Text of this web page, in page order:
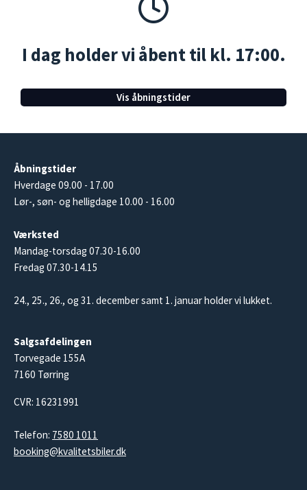
I dag holder vi åbent til kl. 17:00.
Vis åbningstider
Åbningstider
Hverdage 09.00 - 17.00
Lør-, søn- og helligdage 10.00 - 16.00
Værksted
Mandag-torsdag 07.30-16.00
Fredag 07.30-14.15
24., 25., 26., og 31. december samt 1. januar holder vi lukket.
Salgsafdelingen
Torvegade 155A
7160 Tørring
CVR: 16231991
Telefon: 7580 1011
booking@kvalitetsbiler.dk